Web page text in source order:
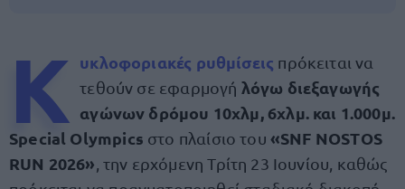
Κ υκλοφοριακές ρυθμίσεις πρόκειται να
τεθούν σε εφαρμογή λόγω διεξαγωγής
αγώνων δρόμου 10χλμ, 6χλμ. και 1.000μ.
Special Olympics στο πλαίσιο του «SNF NOSTOS
RUN 2026» , την ερχόμενη Τρίτη 23 Ιουνίου, καθώς